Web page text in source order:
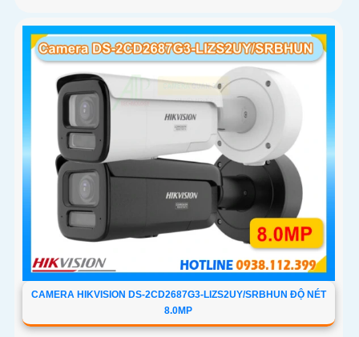
CAMERA HIKVISION DS-2CD2687G3-LIZS2UY/SRBHUN ĐỘ NÉT
8.0MP